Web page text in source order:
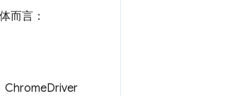
而言：
ChromeDriver